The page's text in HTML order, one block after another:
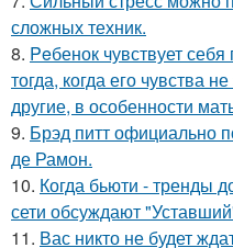
сложных техник.
8. Peбенок чувствует
тогда, когда его чувства
другие, в особенности
9. Брэд питт официально
де Рамон.
10. Когда бьюти - тренды
сети обсуждают
11. Вас никто не будет